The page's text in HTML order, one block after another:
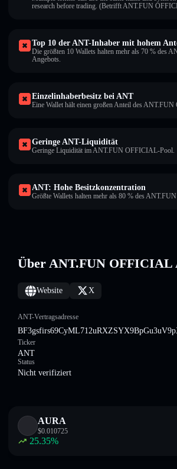
research before trading. (Betrifft ANT.FUN
Top 10 der ANT-Inhaber mit hohem
Die größten 10 Wallets halten mehr als 70 % des
Angebots.
Einzelinhaberbesitz bei ANT
Eine Wallet hält einen großen Anteil des
Geringe ANT-Liquidität
Geringe Liquidität im ANT.FUN OFFICIAL-Pool.
ANT: Hohe Besitzkonzentration
Größte Wallets halten mehr als 80 % des
Über ANT.FUN OFFICIAL
Website X
ANT-Vertragsadresse
Ticker
ANT
Status
Nicht verifiziert
AURA
$0.010725
25.35%